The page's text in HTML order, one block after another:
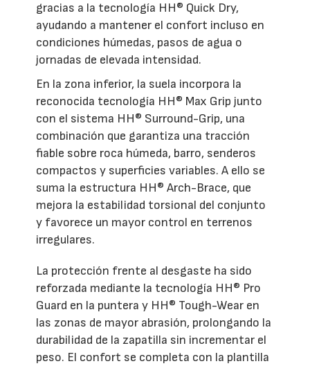
gracias a la tecnología HH® Quick Dry,
ayudando a mantener el confort incluso en
condiciones húmedas, pasos de agua o
jornadas de elevada intensidad.
En la zona inferior, la suela incorpora la
reconocida tecnología HH® Max Grip junto
con el sistema HH® Surround-Grip, una
combinación que garantiza una tracción
fiable sobre roca húmeda, barro, senderos
compactos y superficies variables. A ello se
suma la estructura HH® Arch-Brace, que
mejora la estabilidad torsional del conjunto
y favorece un mayor control en terrenos
irregulares.
La protección frente al desgaste ha sido
reforzada mediante la tecnología HH® Pro
Guard en la puntera y HH® Tough-Wear en
las zonas de mayor abrasión, prolongando la
durabilidad de la zapatilla sin incrementar el
peso. El confort se completa con la plantilla